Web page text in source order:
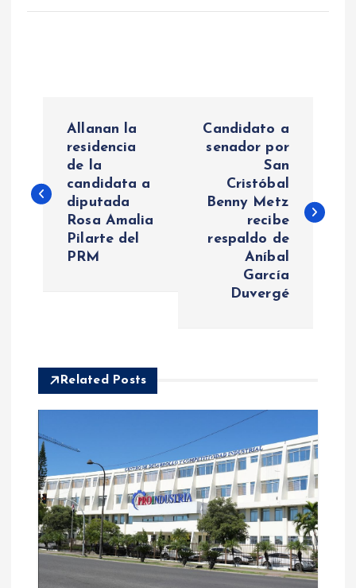
v
ó
n
d
e
Allanan la
residencia
de la
candidata a
diputada
Rosa Amalia
Pilarte del
PRM
Candidato a
senador por
San
Cristóbal
Benny Metz
recibe
respaldo de
Aníbal
García
Duvergé
Related Posts